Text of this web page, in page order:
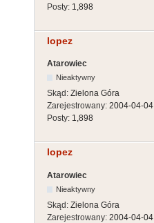
Posty: 1,898
lopez
Atarowiec
Nieaktywny
Skąd: Zielona Góra
Zarejestrowany: 2004-04-04
Posty: 1,898
lopez
Atarowiec
Nieaktywny
Skąd: Zielona Góra
Zarejestrowany: 2004-04-04